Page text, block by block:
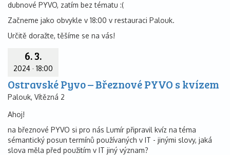
dubnové PYVO, zatím bez tématu :(
Začneme jako obvykle v 18:00 v restauraci Palouk.
Určitě doražte, těšíme se na vás!
6. 3.
2024 ·18:00
Ostravské Pyvo – Březnové PYVO s kvízem
Palouk, Vítězná 2
Ahoj!
na březnové PYVO si pro nás Lumír připravil kvíz na téma
sémantický posun termínů používaných v IT - jinými slovy, jaká
slova měla před použitím v IT jiný význam?